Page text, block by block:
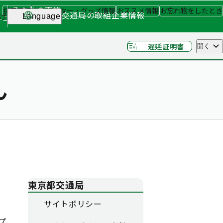
採用情報キャラクター・グッズ情報おススメ情報 お忘れ物をしたとき
Language
その他の事業
（関連事業）交通局の取組企業情報
遅延証明書 開く
東京都交通局
サイトポリシー